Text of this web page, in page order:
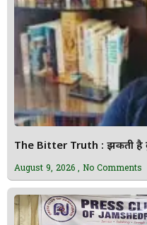
The Bitter Truth : झुकती है
August 9, 2026 No Comments